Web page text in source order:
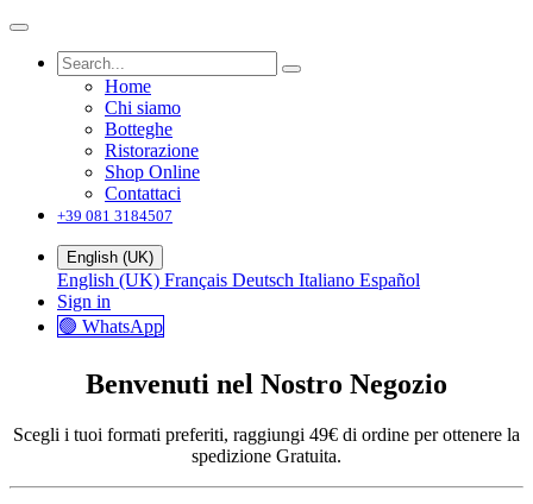
Home
Chi siamo
Botteghe
Ristorazione
Shop Online
Contattaci
+39 081 3184507
English (UK)
English (UK) Français Deutsch Italiano Español
Sign in
🟢 WhatsApp
Benvenuti nel Nostro Negozio
Scegli i tuoi formati preferiti, raggiungi 49€ di ordine per ottenere la
spedizione Gratuita.